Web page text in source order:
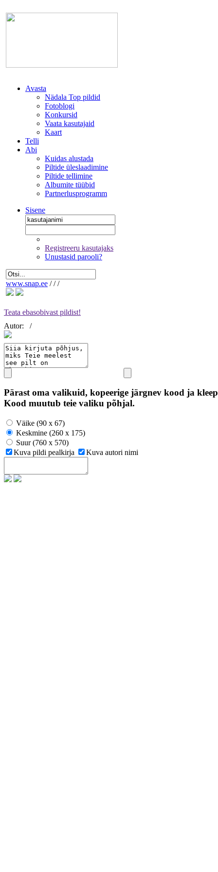
Avasta
Nädala Top pildid
Fotoblogi
Konkursid
Vaata kasutajaid
Kaart
Telli
Abi
Kuidas alustada
Piltide üleslaadimine
Piltide tellimine
Albumite tüübid
Partnerlusprogramm
Sisene
Registreeru kasutajaks
Unustasid parooli?
www.snap.ee / / /
Teata ebasobivast pildist!
Autor:
/
Pärast oma valikuid, kopeerige järgnev kood ja
Kood muutub teie valiku põhjal.
Väike (90 x 67)
Keskmine (260 x 175)
Suur (760 x 570)
Kuva pildi pealkirja
Kuva autori nimi